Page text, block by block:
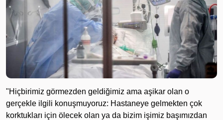
"Hiçbirimiz görmezden geldiğimiz ama aşikar olan o
gerçekle ilgili konuşmuyoruz: Hastaneye gelmekten çok
korktukları için ölecek olan ya da bizim işimiz başımızdan